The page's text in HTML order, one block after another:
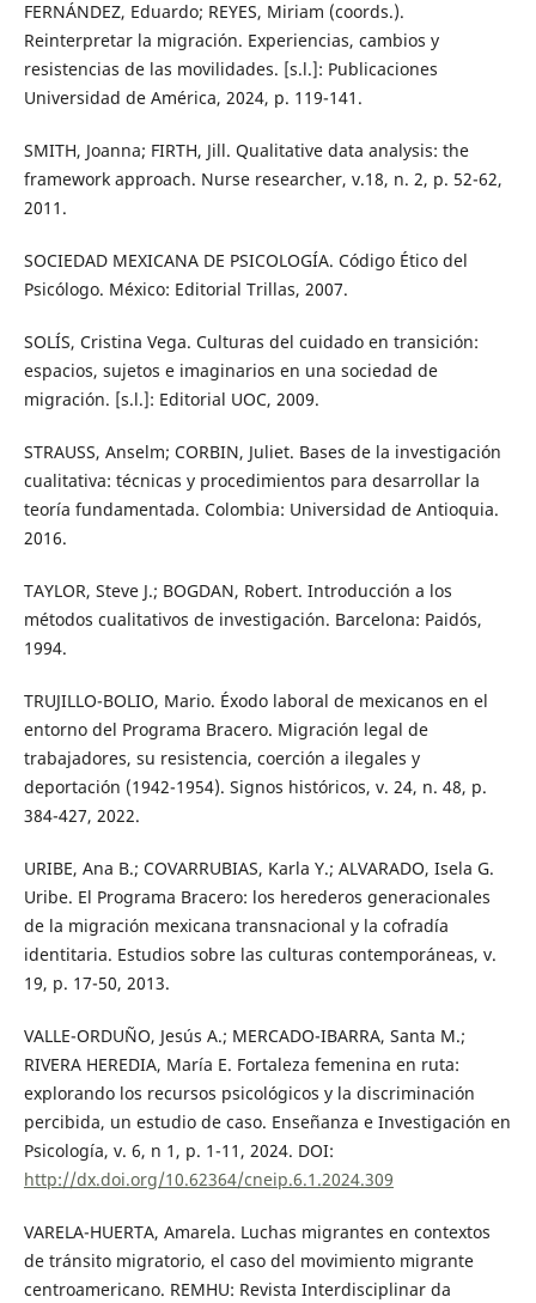
FERNÁNDEZ, Eduardo; REYES, Miriam (coords.).
Reinterpretar la migración. Experiencias, cambios y
resistencias de las movilidades. [s.l.]: Publicaciones
Universidad de América, 2024, p. 119-141.
SMITH, Joanna; FIRTH, Jill. Qualitative data analysis: the
framework approach. Nurse researcher, v.18, n. 2, p. 52-62,
2011.
SOCIEDAD MEXICANA DE PSICOLOGÍA. Código Ético del
Psicólogo. México: Editorial Trillas, 2007.
SOLÍS, Cristina Vega. Culturas del cuidado en transición:
espacios, sujetos e imaginarios en una sociedad de
migración. [s.l.]: Editorial UOC, 2009.
STRAUSS, Anselm; CORBIN, Juliet. Bases de la investigación
cualitativa: técnicas y procedimientos para desarrollar la
teoría fundamentada. Colombia: Universidad de Antioquia.
2016.
TAYLOR, Steve J.; BOGDAN, Robert. Introducción a los
métodos cualitativos de investigación. Barcelona: Paidós,
1994.
TRUJILLO-BOLIO, Mario. Éxodo laboral de mexicanos en el
entorno del Programa Bracero. Migración legal de
trabajadores, su resistencia, coerción a ilegales y
deportación (1942-1954). Signos históricos, v. 24, n. 48, p.
384-427, 2022.
URIBE, Ana B.; COVARRUBIAS, Karla Y.; ALVARADO, Isela G.
Uribe. El Programa Bracero: los herederos generacionales
de la migración mexicana transnacional y la cofradía
identitaria. Estudios sobre las culturas contemporáneas, v.
19, p. 17-50, 2013.
VALLE-ORDUÑO, Jesús A.; MERCADO-IBARRA, Santa M.;
RIVERA HEREDIA, María E. Fortaleza femenina en ruta:
explorando los recursos psicológicos y la discriminación
percibida, un estudio de caso. Enseñanza e Investigación en
Psicología, v. 6, n 1, p. 1-11, 2024. DOI:
http://dx.doi.org/10.62364/cneip.6.1.2024.309
VARELA-HUERTA, Amarela. Luchas migrantes en contextos
de tránsito migratorio, el caso del movimiento migrante
centroamericano. REMHU: Revista Interdisciplinar da